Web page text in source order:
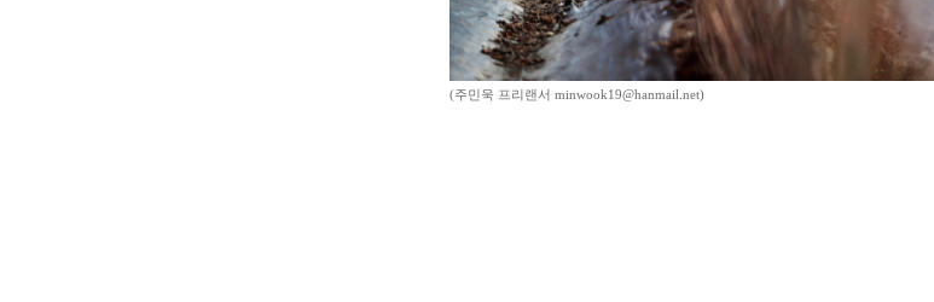
(주민욱 프리랜서 minwook19@hanmail.net)